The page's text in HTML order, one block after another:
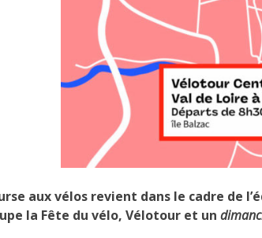
aux vélos revient dans le cadre de
la Fête du vélo, Vélotour et un